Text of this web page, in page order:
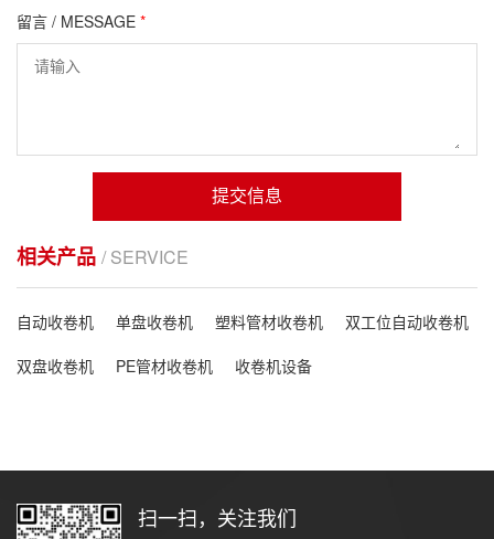
留言 / MESSAGE *
提交信息
相关产品 / SERVICE
自动收卷机 单盘收卷机 塑料管材收卷机
双工位自动收卷机
双盘收卷机
PE管材收卷机 收卷机设备
扫一扫，关注我们